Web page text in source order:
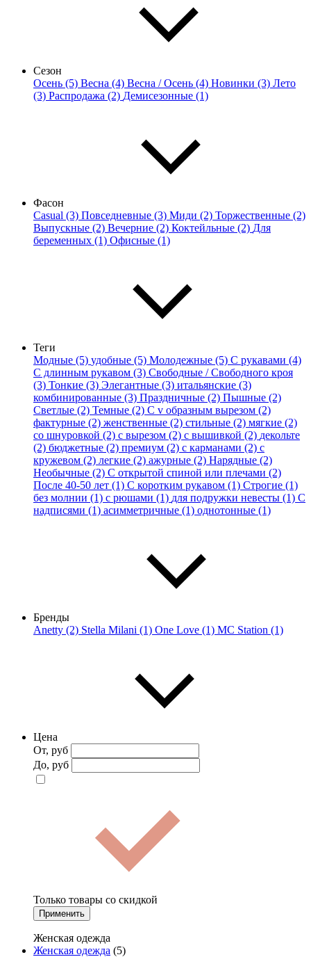
Сезон
Осень (5) Весна (4) Весна / Осень (4) Новинки (3) Лето
(3) Распродажа (2) Демисезонные (1)
Фасон
Casual (3) Повседневные (3) Миди (2) Торжественные (2)
Выпускные (2) Вечерние (2) Коктейльные (2) Для
беременных (1) Офисные (1)
Теги
Модные (5) удобные (5) Молодежные (5) С рукавами (4)
С длинным рукавом (3) Свободные / Свободного кроя
(3) Тонкие (3) Элегантные (3) итальянские (3)
комбинированные (3) Праздничные (2) Пышные (2)
Светлые (2) Темные (2) С v образным вырезом (2)
фактурные (2) женственные (2) стильные (2) мягкие (2)
со шнуровкой (2) с вырезом (2) с вышивкой (2) декольте
(2) бюджетные (2) премиум (2) с карманами (2) с
кружевом (2) легкие (2) ажурные (2) Нарядные (2)
Необычные (2) С открытой спиной или плечами (2)
После 40-50 лет (1) С коротким рукавом (1) Строгие (1)
без молнии (1) с рюшами (1) для подружки невесты (1) С
надписями (1) асимметричные (1) однотонные (1)
Бренды
Anetty (2) Stella Milani (1) One Love (1) MC Station (1)
Цена
От, руб
До, руб
Только товары со скидкой
Применить
Женская одежда
Женская одежда (5)